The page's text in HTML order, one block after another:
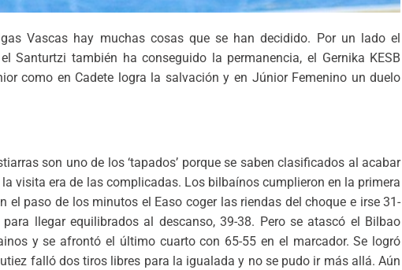
Vascas hay muchas cosas que se han decidido. Por un lado el
Santurtzi también ha conseguido la permanencia, el Gernika KESB
como en Cadete logra la salvación y en Júnior Femenino un duelo
son uno de los ‘tapados’ porque se saben clasificados al acabar
visita era de las complicadas. Los bilbaínos cumplieron en la primera
paso de los minutos el Easo coger las riendas del choque e irse 31-
llegar equilibrados al descanso, 39-38. Pero se atascó el Bilbao
y se afrontó el último cuarto con 65-55 en el marcador. Se logró
falló dos tiros libres para la igualada y no se pudo ir más allá. Aún